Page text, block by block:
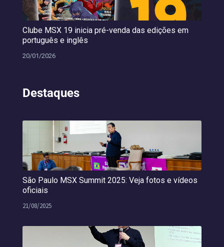
Clube MSX 19 inicia pré-venda das edições em
português e inglês
20/01/2026
Destaques
São Paulo MSX Summit 2025: Veja fotos e vídeos
oficiais
21/08/2025